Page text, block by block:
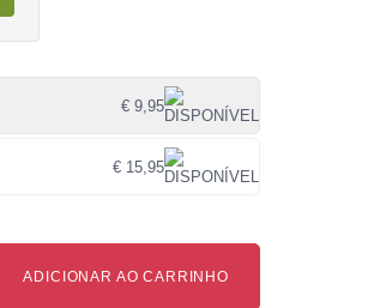
€ 9,95
€ 15,95
ADICIONAR AO CARRINHO